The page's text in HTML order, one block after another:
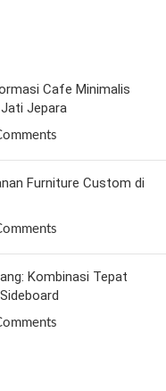
Cafe Minimalis
Jepara
Furniture Custom di
Kombinasi Tepat